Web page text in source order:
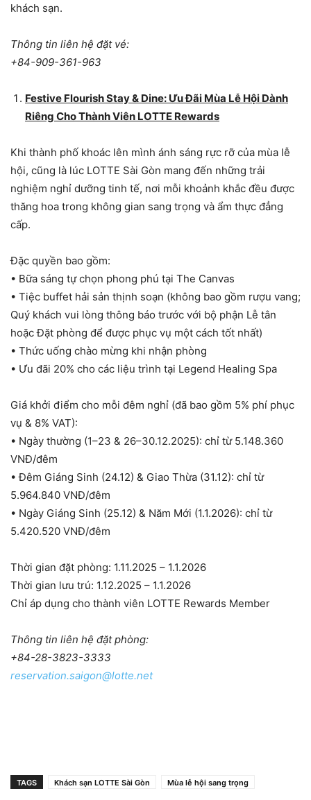
khách sạn.
Thông tin liên hệ đặt vé:
+84-909-361-963
Festive Flourish Stay & Dine: Ưu Đãi Mùa Lễ Hội Dành
Riêng Cho Thành Viên LOTTE Rewards
Khi thành phố khoác lên mình ánh sáng rực rỡ của mùa lễ
hội, cũng là lúc LOTTE Sài Gòn mang đến những trải
nghiệm nghỉ dưỡng tinh tế, nơi mỗi khoảnh khắc đều được
thăng hoa trong không gian sang trọng và ẩm thực đẳng
cấp.
Đặc quyền bao gồm:
• Bữa sáng tự chọn phong phú tại The Canvas
• Tiệc buffet hải sản thịnh soạn (không bao gồm rượu vang;
Quý khách vui lòng thông báo trước với bộ phận Lễ tân
hoặc Đặt phòng để được phục vụ một cách tốt nhất)
• Thức uống chào mừng khi nhận phòng
• Ưu đãi 20% cho các liệu trình tại Legend Healing Spa
Giá khởi điểm cho mỗi đêm nghỉ (đã bao gồm 5% phí phục
vụ & 8% VAT):
• Ngày thường (1–23 & 26–30.12.2025): chỉ từ 5.148.360
VNĐ/đêm
• Đêm Giáng Sinh (24.12) & Giao Thừa (31.12): chỉ từ
5.964.840 VNĐ/đêm
• Ngày Giáng Sinh (25.12) & Năm Mới (1.1.2026): chỉ từ
5.420.520 VNĐ/đêm
Thời gian đặt phòng: 1.11.2025 – 1.1.2026
Thời gian lưu trú: 1.12.2025 – 1.1.2026
Chỉ áp dụng cho thành viên LOTTE Rewards Member
Thông tin liên hệ đặt phòng:
+84-28-3823-3333
reservation.saigon@lotte.net
TAGS Khách sạn LOTTE Sài Gòn Mùa lễ hội sang trọng